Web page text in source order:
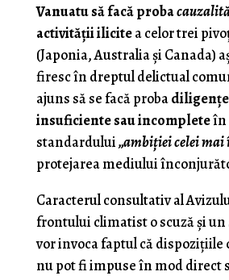
Vanuatu să facă proba
activităţii ilicitea celor trei
(Japonia, Australia şi Canada)
firesc în dreptul delictual
ajuns să se facă proba
insuficiente sau incompleteîn
standardului„ambiţiei celei mai
protejarea mediului
Caracterul consultativ al
frontului climatist o scuză şi un
vor invoca faptul că
nu pot fi impuse în mod direct